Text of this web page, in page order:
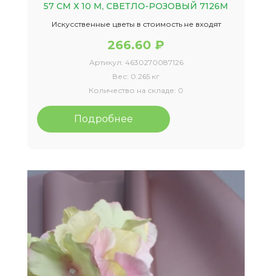
57 СМ Х 10 М, СВЕТЛО-РОЗОВЫЙ 7126М
Искусственные цветы в стоимость не входят
266.60 ₽
Артикул: 4630270087126
Вес: 0.265 кг
Количество на складе: 0
Подробнее